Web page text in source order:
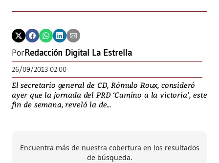
PorRedacción Digital La Estrella
26/09/2013 02:00
El secretario general de CD, Rómulo Roux, consideró
ayer que la jornada del PRD ‘Camino a la victoria’, este
fin de semana, reveló la de...
Encuentra más de nuestra cobertura en los resultados
de búsqueda.